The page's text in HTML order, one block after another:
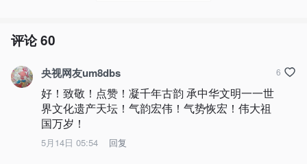
评论60
央视网友um8dbs
好！致敬！点赞！凝千年古韵 承中华文明一一世
界文化遗产天坛！气韵宏伟！气势恢宏！伟大祖
国万岁！
5月14日 05:54 回复
6